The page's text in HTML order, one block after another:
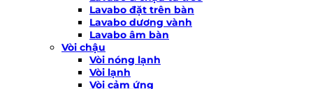
Lavabo đặt trên bàn
Lavabo dương vành
Lavabo âm bàn
Vòi chậu
Vòi nóng lạnh
Vòi lạnh
Vòi cảm ứng